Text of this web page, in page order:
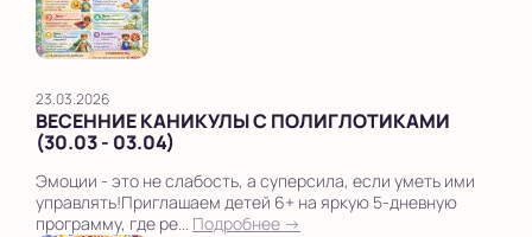
23.03.2026
ВЕСЕННИЕ КАНИКУЛЫ С ПОЛИГЛОТИКАМИ
(30.03 - 03.04)
Эмоции - это не слабость, а суперсила, если уметь ими
управлять!Приглашаем детей 6+ на яркую 5-дневную
программу, где ре... Подробнее →